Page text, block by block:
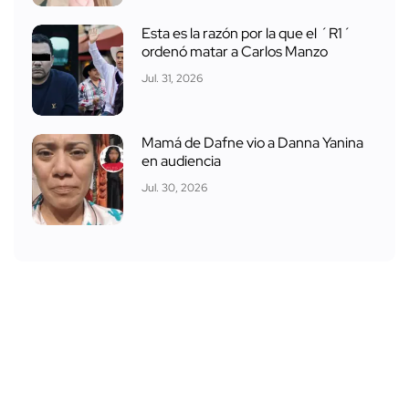
Esta es la razón por la que el ´R1´
ordenó matar a Carlos Manzo
Jul. 31, 2026
Mamá de Dafne vio a Danna Yanina
en audiencia
Jul. 30, 2026